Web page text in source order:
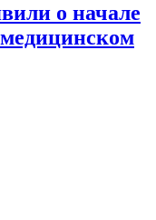
о начале
медицинском